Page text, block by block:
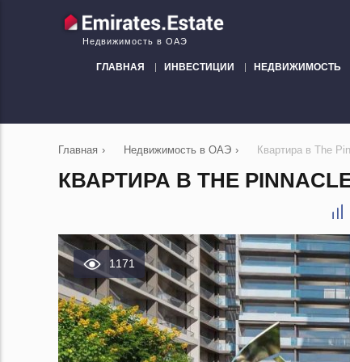
Недвижимость в ОАЭ
ГЛАВНАЯ ИНВЕСТИЦИИ НЕДВИЖИМОСТЬ
Главная › Недвижимость в ОАЭ › Квартира в The
КВАРТИРА В THE
1171